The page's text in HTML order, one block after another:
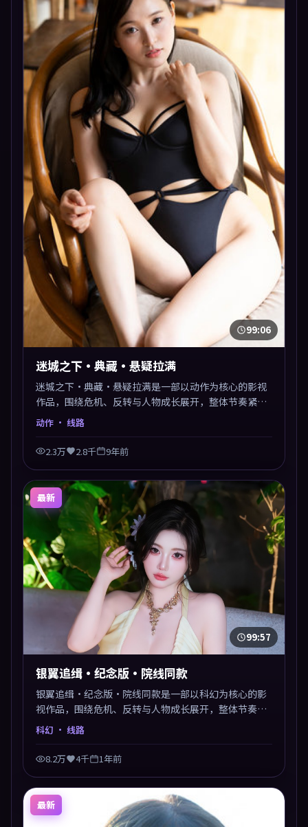
99:06
迷城之下·典藏·悬疑拉满
迷城之下·典藏·悬疑拉满是一部以动作为核心的影视
作品，围绕危机、反转与人物成长展开，整体节奏紧
凑，值得推荐观看。
动作 · 线路
2.3万 2.8千 9年前
最新
99:57
银翼追缉·纪念版·院线同款
银翼追缉·纪念版·院线同款是一部以科幻为核心的影
视作品，围绕危机、反转与人物成长展开，整体节奏紧
凑，值得推荐观看。
科幻 · 线路
8.2万 4千 1年前
最新